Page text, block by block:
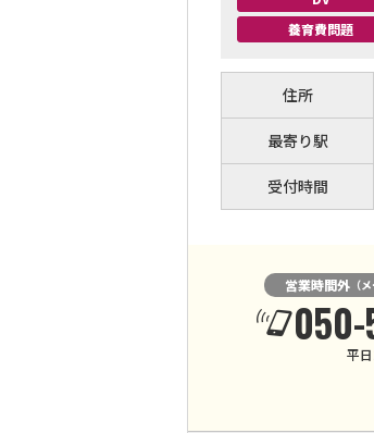
養育費問題
住所
最寄り駅
受付時間
営業時間外（メ
平